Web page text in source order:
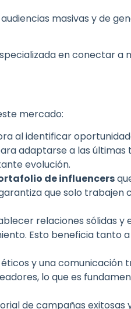
masivas y de
en conectar a
mercado:
al identificar
adaptarse a las
evolución.
de influencers
que solo trabajen
relaciones sólidas y
Esto beneficia tanto
y una comunicación
lo que es
de campañas exitosas